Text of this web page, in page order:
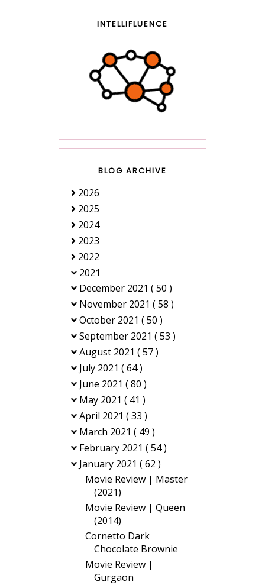
INTELLIFLUENCE
BLOG ARCHIVE
2026
2025
2024
2023
2022
2021
December 2021 ( 50 )
November 2021 ( 58 )
October 2021 ( 50 )
September 2021 ( 53 )
August 2021 ( 57 )
July 2021 ( 64 )
June 2021 ( 80 )
May 2021 ( 41 )
April 2021 ( 33 )
March 2021 ( 49 )
February 2021 ( 54 )
January 2021 ( 62 )
Movie Review | Master
(2021)
Movie Review | Queen
(2014)
Cornetto Dark
Chocolate Brownie
Movie Review |
Gurgaon